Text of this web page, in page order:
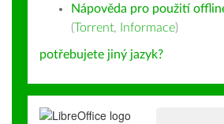
Nápověda pro použití
(Torrent, Informace)
potřebujete jiný jazyk?